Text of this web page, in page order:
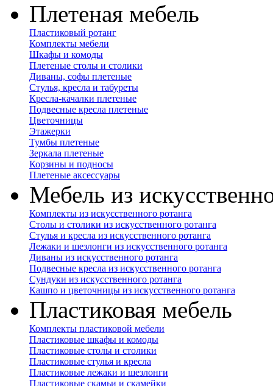
Плетеная мебель
Пластиковый ротанг
Комплекты мебели
Шкафы и комоды
Плетеные столы и столики
Диваны, софы плетеные
Стулья, кресла и табуреты
Кресла-качалки плетеные
Подвесные кресла плетеные
Цветочницы
Этажерки
Тумбы плетеные
Зеркала плетеные
Корзины и подносы
Плетеные аксессуары
Мебель из
Комплекты из искусственного ротанга
Столы и столики из искусственного ротанга
Стулья и кресла из искусственного ротанга
Лежаки и шезлонги из искусственного ротанга
Диваны из искусственного ротанга
Подвесные кресла из искусственного ротанга
Сундуки из искусственного ротанга
Кашпо и цветочницы из искусственного ротанга
Пластиковая мебель
Комплекты пластиковой мебели
Пластиковые шкафы и комоды
Пластиковые столы и столики
Пластиковые стулья и кресла
Пластиковые лежаки и шезлонги
Пластиковые скамьи и скамейки